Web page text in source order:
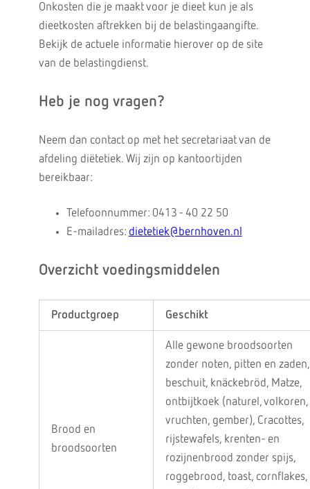
Onkosten die je maakt voor je dieet kun je als
dieetkosten aftrekken bij de belastingaangifte.
Bekijk de actuele informatie hierover op de site
van de belastingdienst.
Heb je nog vragen?
Neem dan contact op met het secretariaat van de
afdeling diëtetiek. Wij zijn op kantoortijden
bereikbaar:
Telefoonnummer: 0413 - 40 22 50
E-mailadres: dietetiek@bernhoven.nl
Overzicht voedingsmiddelen
Productgroep Geschikt
Brood en
broodsoorten
Alle gewone broodsoorten
zonder noten, pitten en zaden,
beschuit, knäckebröd, Matze,
ontbijtkoek (naturel, volkoren,
vruchten, gember), Cracottes,
rijstewafels, krenten- en
rozijnenbrood zonder spijs,
roggebrood, toast, cornflakes,